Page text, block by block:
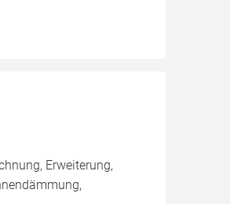
Erweiterung,